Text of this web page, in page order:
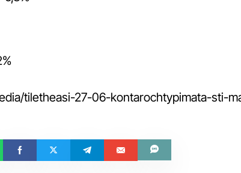
tiletheasi-27-06-kontarochtypimata-sti-